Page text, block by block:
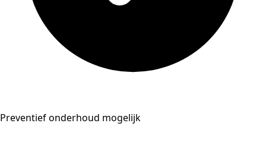
Preventief onderhoud mogelijk